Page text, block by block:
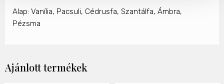
Alap: Vanília, Pacsuli, Cédrusfa, Szantálfa, Ámbra,
Pézsma
Ajánlott termékek